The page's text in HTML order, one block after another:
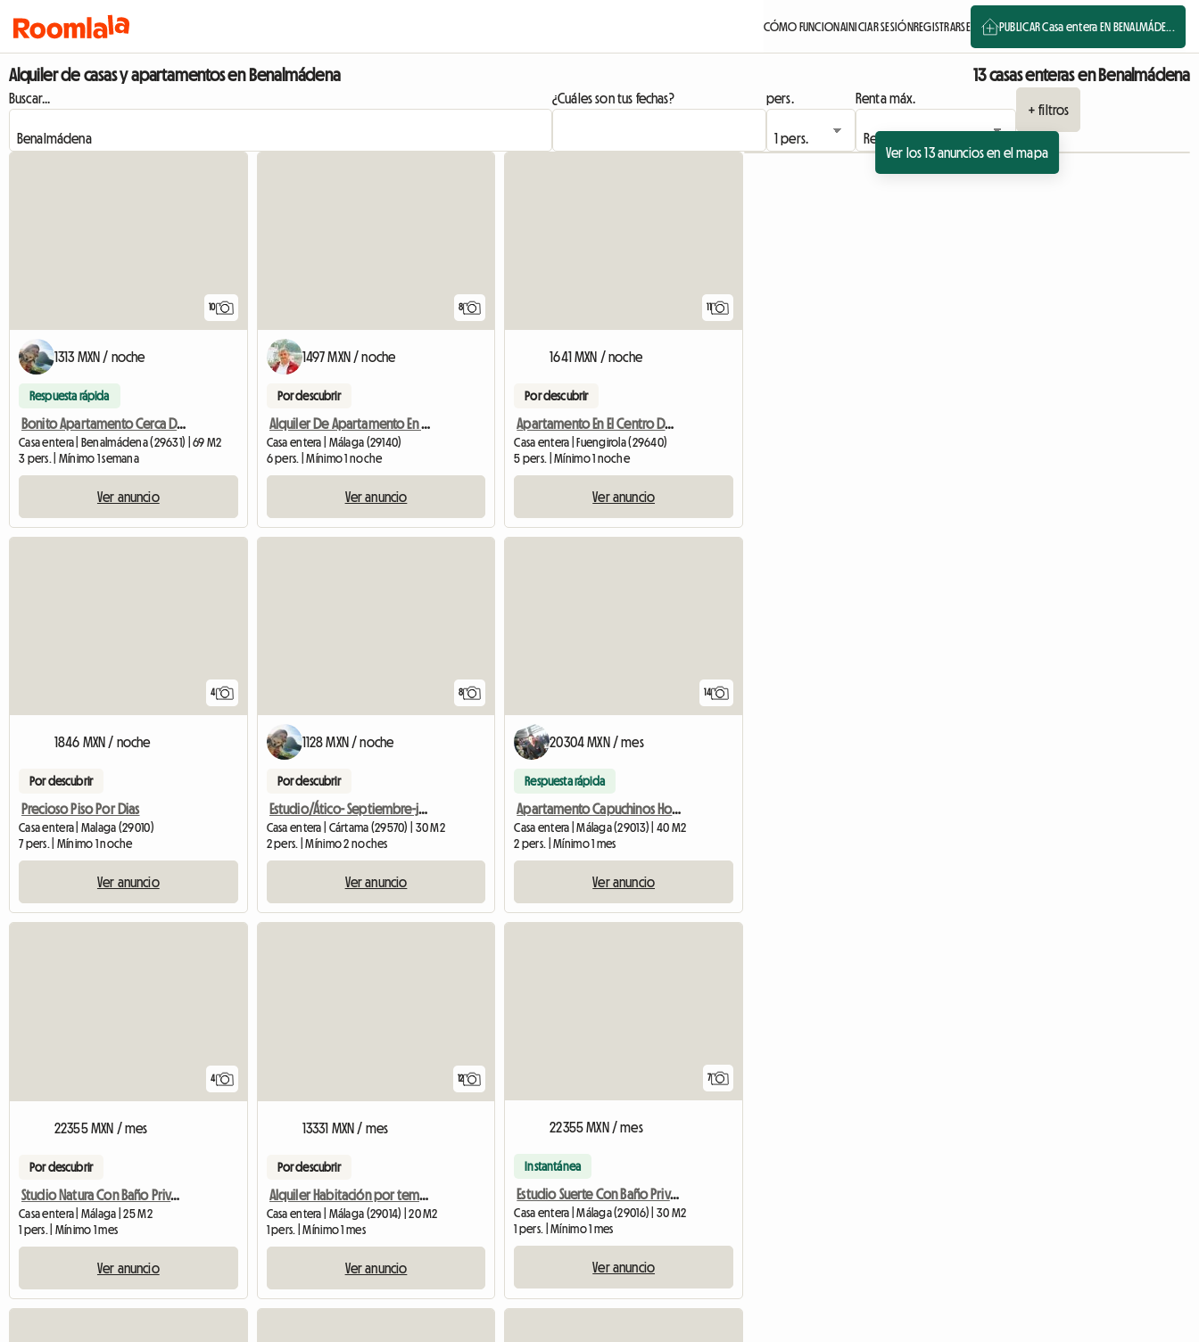
CÓMO FUNCIONAINICIAR SESIÓNREGISTRARSE PUBLICAR Casa entera EN BENALMÁDE...
Alquiler de casas y apartamentos en Benalmádena 13 casas enteras en Benalmádena
Buscar... ¿Cuáles son tus fechas? pers.
Renta máx.
+ filtros
Ver los 13 anuncios en el mapa
10
1313 MXN / noche
Respuesta rápida
Bonito Apartamento Cerca De La Playa Para Nomade Digital
Casa entera | Benalmádena (29631) | 69 M2
3 pers. | Mínimo 1 semana
Ver anuncio
8
1497 MXN / noche
Por descubrir
Alquiler De Apartamento En Casa Particular
Casa entera | Málaga (29140)
6 pers. | Mínimo 1 noche
Ver anuncio
11
1641 MXN / noche
Por descubrir
Apartamento En El Centro De Fuengirola
Casa entera | Fuengirola (29640)
5 pers. | Mínimo 1 noche
Ver anuncio
4
1846 MXN / noche
Por descubrir
Precioso Piso Por Dias
Casa entera | Malaga (29010)
7 pers. | Mínimo 1 noche
Ver anuncio
8
1128 MXN / noche
Por descubrir
Estudio/Ático- Septiembre-junio
Casa entera | Cártama (29570) | 30 M2
2 pers. | Mínimo 2 noches
Ver anuncio
14
20304 MXN / mes
Respuesta rápida
Apartamento Capuchinos House Centre - tranquilo para estudiantes
Casa entera | Málaga (29013) | 40 M2
2 pers. | Mínimo 1 mes
Ver anuncio
4
22355 MXN / mes
Por descubrir
Studio Natura Con Baño Privado Y Cocina Office Privada.
Casa entera | Málaga | 25 M2
1 pers. | Mínimo 1 mes
Ver anuncio
12
13331 MXN / mes
Por descubrir
Alquiler Habitación por temporada
Casa entera | Málaga (29014) | 20 M2
1 pers. | Mínimo 1 mes
Ver anuncio
7
22355 MXN / mes
Instantánea
Estudio Suerte Con Baño Privado Y Cocina Office Privada
Casa entera | Málaga (29016) | 30 M2
1 pers. | Mínimo 1 mes
Ver anuncio